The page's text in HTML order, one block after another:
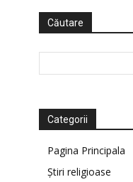
Căutare
Categorii
Pagina Principala
Știri religioase